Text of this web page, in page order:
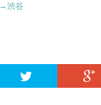
渋谷